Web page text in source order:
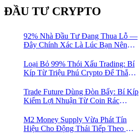
ĐẦU TƯ CRYPTO
92% Nhà Đầu Tư Đang Thua Lỗ —
Đây Chính Xác Là Lúc Bạn Nên
Loại Bỏ 99% Thói Xấu Trading: Bí
Kíp Từ Triệu Phú Crypto Để Thắng
Trade Future Dùng Đòn Bẩy: Bí Kíp
Kiếm Lợi Nhuận Từ Coin Rác
Bán Khống
M2 Money Supply Vừa Phát Tín
Hiệu Cho Động Thái Tiếp Theo Của